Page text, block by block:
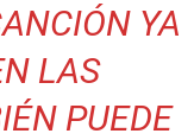
YA
LAS
PUEDE